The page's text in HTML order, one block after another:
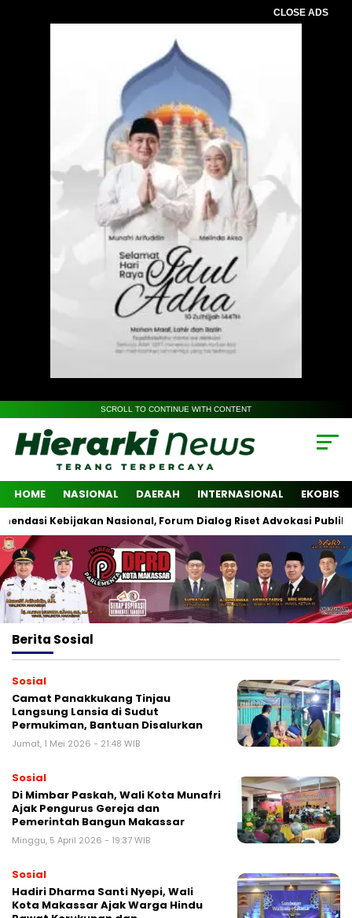
CLOSE ADS
SCROLL TO CONTINUE WITH CONTENT
HOME NASIONAL DAERAH INTERNASIONAL EKOBIS
Kebijakan Nasional, Forum Dialog Riset Advokasi Publik
Berita Sosial
Sosial
Camat Panakkukang Tinjau
Langsung Lansia di Sudut
Permukiman, Bantuan Disalurkan
Jumat, 1 Mei 2026 - 21:48 WIB
Sosial
Di Mimbar Paskah, Wali Kota Munafri
Ajak Pengurus Gereja dan
Pemerintah Bangun Makassar
Minggu, 5 April 2026 - 19:37 WIB
Sosial
Hadiri Dharma Santi Nyepi, Wali
Kota Makassar Ajak Warga Hindu